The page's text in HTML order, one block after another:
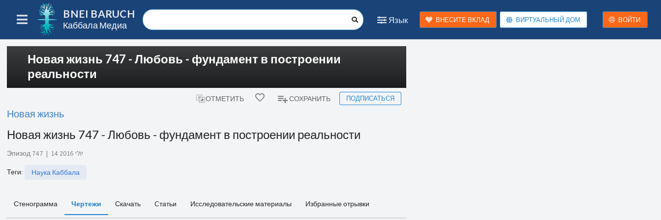
BNEI BARUCH
Каббала Медиа
Язык ВНЕСИТЕ ВКЛАД ВИРТУАЛЬНЫЙ ДОМ ВОЙТИ
Новая жизнь 747 - Любовь - фундамент в построении
реальности
ОТМЕТИТЬ СОХРАНИТЬ ПОДПИСАТЬСЯ
Новая жизнь
Новая жизнь 747 - Любовь - фундамент в построении реальности
Эпизод 747 | 14 יולי 2016
Теги: Наука Каббала
Стенограмма Чертежи Скачать Cтатьи Исследовательские материалы Избранные отрывки